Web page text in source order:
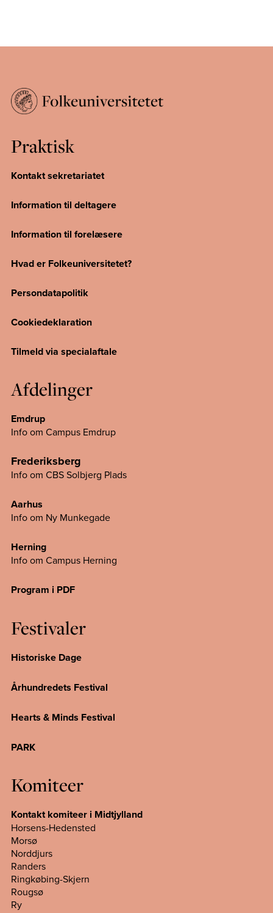
Praktisk
Kontakt sekretariatet
Information til deltagere
Information til forelæsere
Hvad er Folkeuniversitetet?
Persondatapolitik
Cookiedeklaration
Tilmeld via specialaftale
Afdelinger
Emdrup
Info om Campus Emdrup
Frederiksberg
Info om CBS Solbjerg Plads
Aarhus
Info om Ny Munkegade
Herning
Info om Campus Herning
Program i PDF
Festivaler
Historiske Dage
Århundredets Festival
Hearts & Minds Festival
PARK
Komiteer
Kontakt komiteer i Midtjylland
Horsens-Hedensted
Morsø
Norddjurs
Randers
Ringkøbing-Skjern
Rougsø
Ry